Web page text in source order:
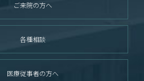
ご来院の方へ
各種相談
医療従事者の方へ